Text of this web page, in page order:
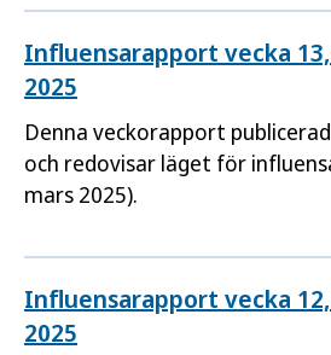
Influensarapport vecka
2025
Denna veckorapport
och redovisar läget för
mars 2025).
Influensarapport vecka
2025